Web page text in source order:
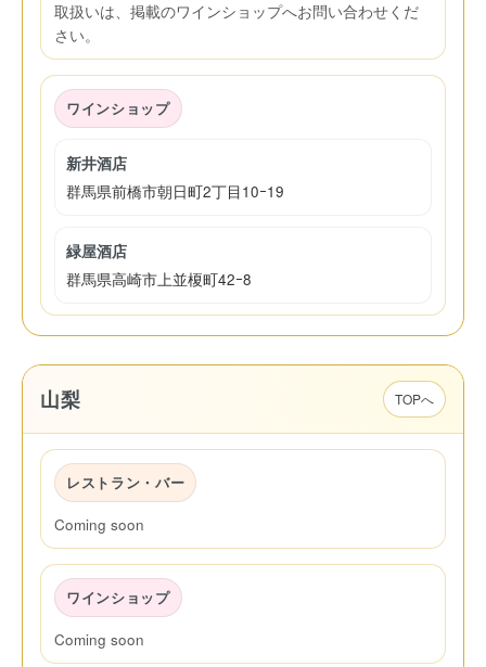
取扱いは、掲載のワインショップへお問い合わせくだ
さい。
ワインショップ
新井酒店
群馬県前橋市朝日町2丁目10ｰ19
緑屋酒店
群馬県高崎市上並榎町42ｰ8
山梨 TOPへ
レストラン・バー
Coming soon
ワインショップ
Coming soon